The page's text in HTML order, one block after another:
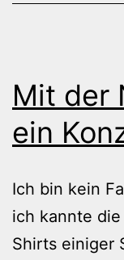
Mit der
ein
Ich bin kein
ich kannte
Shirts einiger